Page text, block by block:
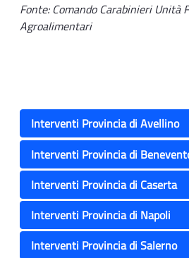
Fonte: Comando Carabinieri Unità
Agroalimentari
Interventi Provincia di Avellino
Interventi Provincia di
Interventi Provincia di Caserta
Interventi Provincia di Napoli
Interventi Provincia di Salerno